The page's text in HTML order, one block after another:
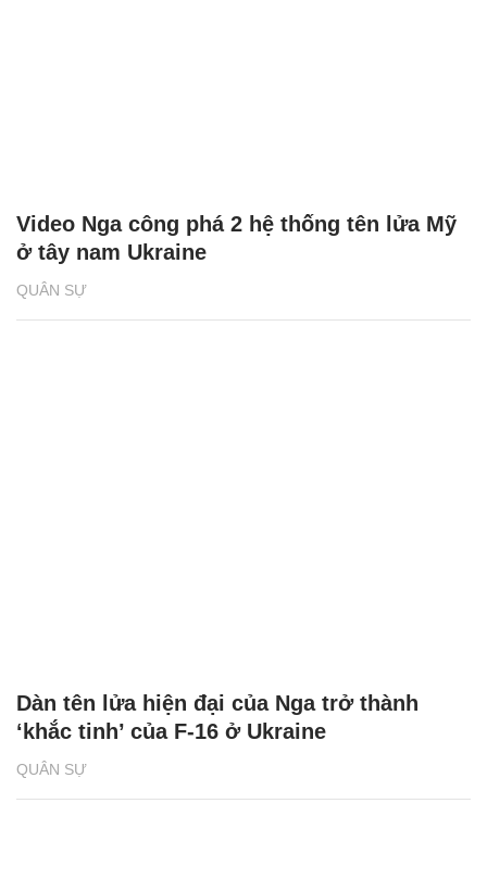
QUÂN SỰ
Video Nga công phá 2 hệ thống tên lửa Mỹ
ở tây nam Ukraine
QUÂN SỰ
Dàn tên lửa hiện đại của Nga trở thành
‘khắc tinh’ của F-16 ở Ukraine